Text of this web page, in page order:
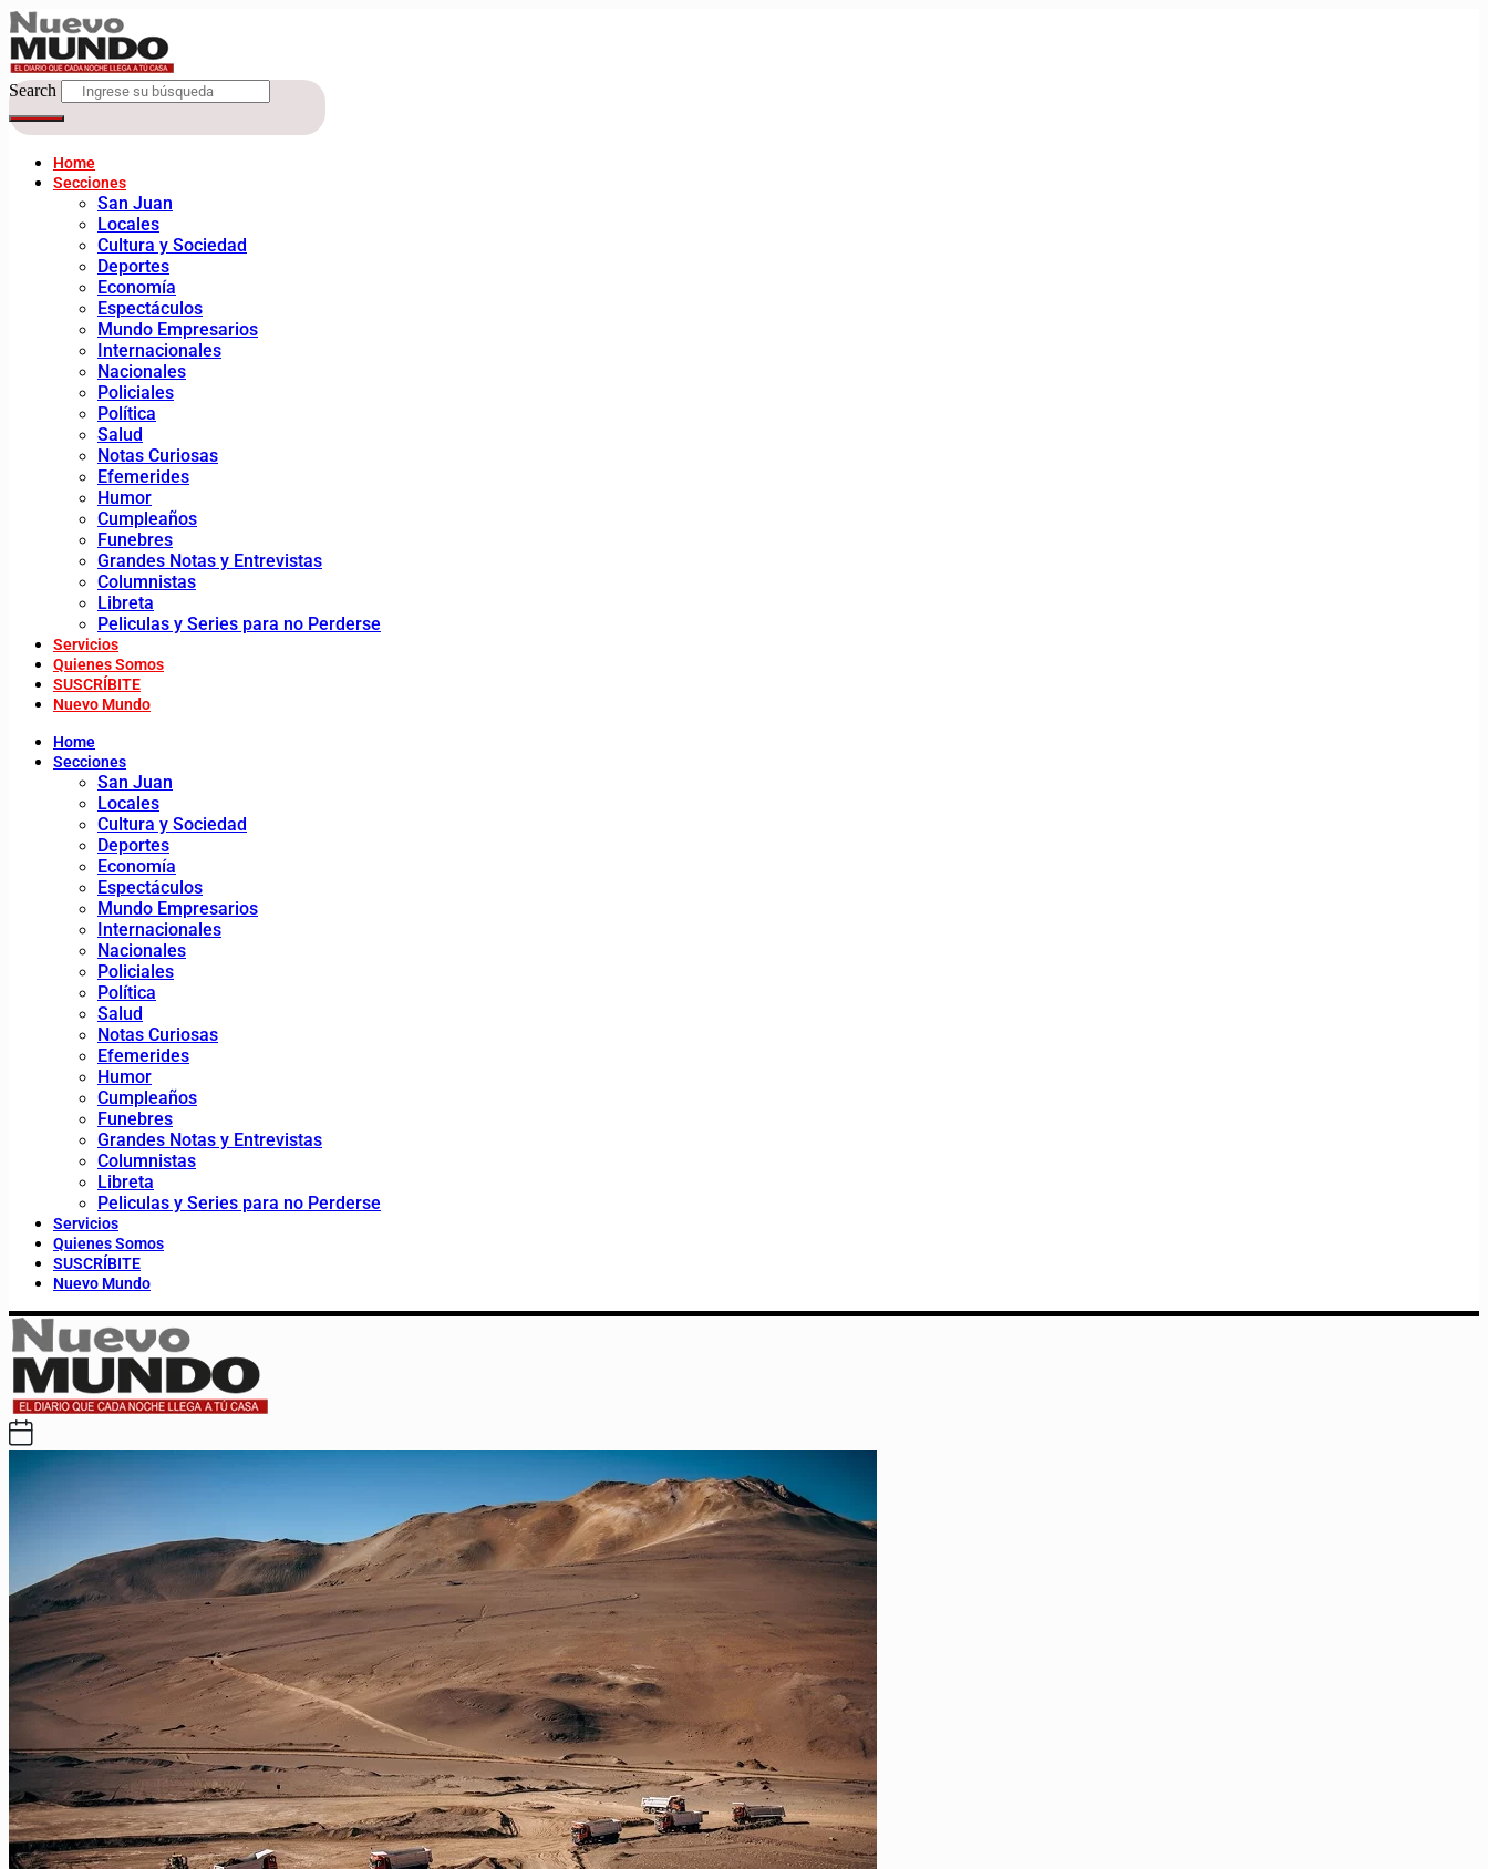
Search
Home
Secciones
San Juan
Locales
Cultura y Sociedad
Deportes
Economía
Espectáculos
Mundo Empresarios
Internacionales
Nacionales
Policiales
Política
Salud
Notas Curiosas
Efemerides
Humor
Cumpleaños
Funebres
Grandes Notas y Entrevistas
Columnistas
Libreta
Peliculas y Series para no Perderse
Servicios
Quienes Somos
SUSCRÍBITE
Nuevo Mundo
Home
Secciones
San Juan
Locales
Cultura y Sociedad
Deportes
Economía
Espectáculos
Mundo Empresarios
Internacionales
Nacionales
Policiales
Política
Salud
Notas Curiosas
Efemerides
Humor
Cumpleaños
Funebres
Grandes Notas y Entrevistas
Columnistas
Libreta
Peliculas y Series para no Perderse
Servicios
Quienes Somos
SUSCRÍBITE
Nuevo Mundo